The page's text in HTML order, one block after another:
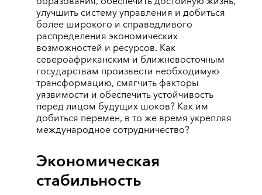
улучшить систему управления и добиться
более широкого и справедливого
распределения экономических
возможностей и ресурсов. Как
североафриканским и ближневосточным
государствам произвести необходимую
трансформацию, смягчить факторы
уязвимости и обеспечить устойчивость
перед лицом будущих шоков? Как им
добиться перемен, в то же время укрепляя
международное сотрудничество?
Экономическая
стабильность